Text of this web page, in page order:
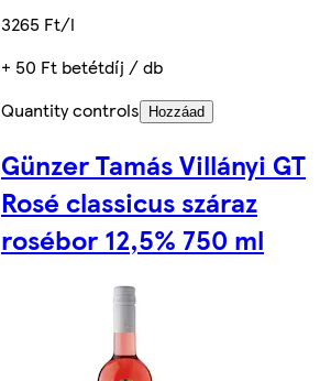
3265 Ft/l
+ 50 Ft betétdíj / db
Quantity controls
Hozzáad
Günzer Tamás Villányi GT
Rosé classicus száraz
rosébor 12,5% 750 ml